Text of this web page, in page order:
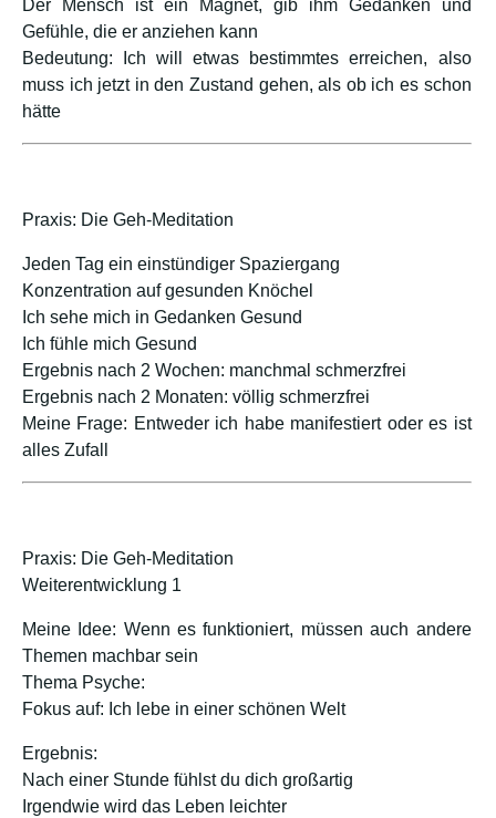
Der Mensch ist ein Magnet, gib ihm Gedanken und
Gefühle, die er anziehen kann
Bedeutung: Ich will etwas bestimmtes erreichen, also
muss ich jetzt in den Zustand gehen, als ob ich es schon
hätte
Praxis: Die Geh-Meditation
Jeden Tag ein einstündiger Spaziergang
Konzentration auf gesunden Knöchel
Ich sehe mich in Gedanken Gesund
Ich fühle mich Gesund
Ergebnis nach 2 Wochen: manchmal schmerzfrei
Ergebnis nach 2 Monaten: völlig schmerzfrei
Meine Frage: Entweder ich habe manifestiert oder es ist
alles Zufall
Praxis: Die Geh-Meditation
Weiterentwicklung 1
Meine Idee: Wenn es funktioniert, müssen auch andere
Themen machbar sein
Thema Psyche:
Fokus auf: Ich lebe in einer schönen Welt
Ergebnis:
Nach einer Stunde fühlst du dich großartig
Irgendwie wird das Leben leichter